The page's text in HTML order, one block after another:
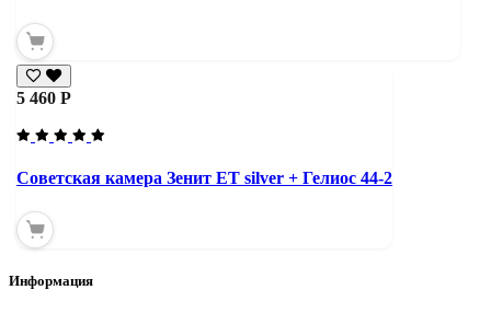
5 460 Р
Советская камера Зенит ЕТ silver + Гелиос 44-2
Информация